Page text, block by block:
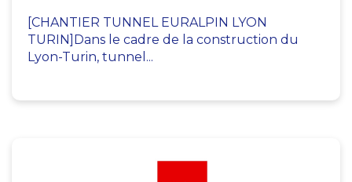
[CHANTIER TUNNEL EURALPIN LYON
TURIN]Dans le cadre de la construction du
Lyon-Turin, tunnel...